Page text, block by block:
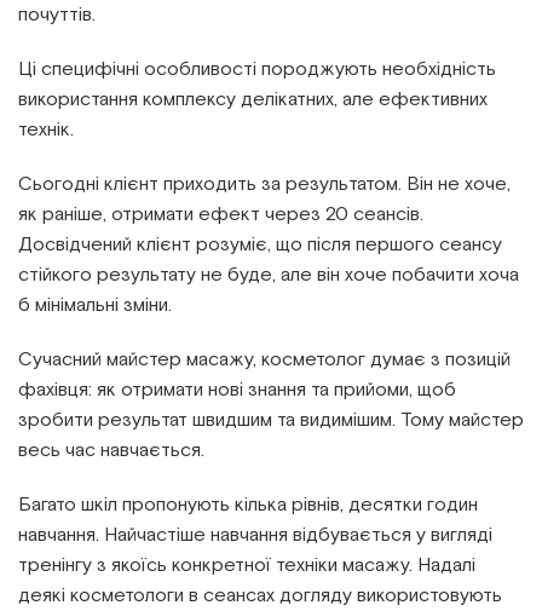
почуттів.
Ці специфічні особливості породжують необхідність
використання комплексу делікатних, але ефективних
технік.
Сьогодні клієнт приходить за результатом. Він не хоче,
як раніше, отримати ефект через 20 сеансів.
Досвідчений клієнт розуміє, що після першого сеансу
стійкого результату не буде, але він хоче побачити хоча
б мінімальні зміни.
Сучасний майстер масажу, косметолог думає з позицій
фахівця: як отримати нові знання та прийоми, щоб
зробити результат швидшим та видимішим. Тому майстер
весь час навчається.
Багато шкіл пропонують кілька рівнів, десятки годин
навчання. Найчастіше навчання відбувається у вигляді
тренінгу з якоїсь конкретної техніки масажу. Надалі
деякі косметологи в сеансах догляду використовують